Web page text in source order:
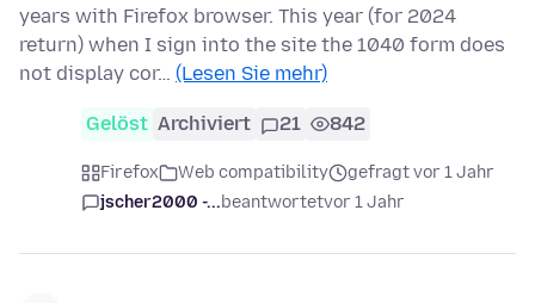
years with Firefox browser. This year (for 2024
return) when I sign into the site the 1040 form does
not display cor… (Lesen Sie mehr)
Gelöst Archiviert 21 842
Firefox Web compatibility
gefragt vor 1 Jahr
jscher2000 -...beantwortetvor 1 Jahr